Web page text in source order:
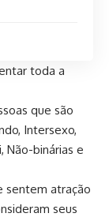
toda a
que são
Intersexo,
Não-binárias e
sentem atração
seus